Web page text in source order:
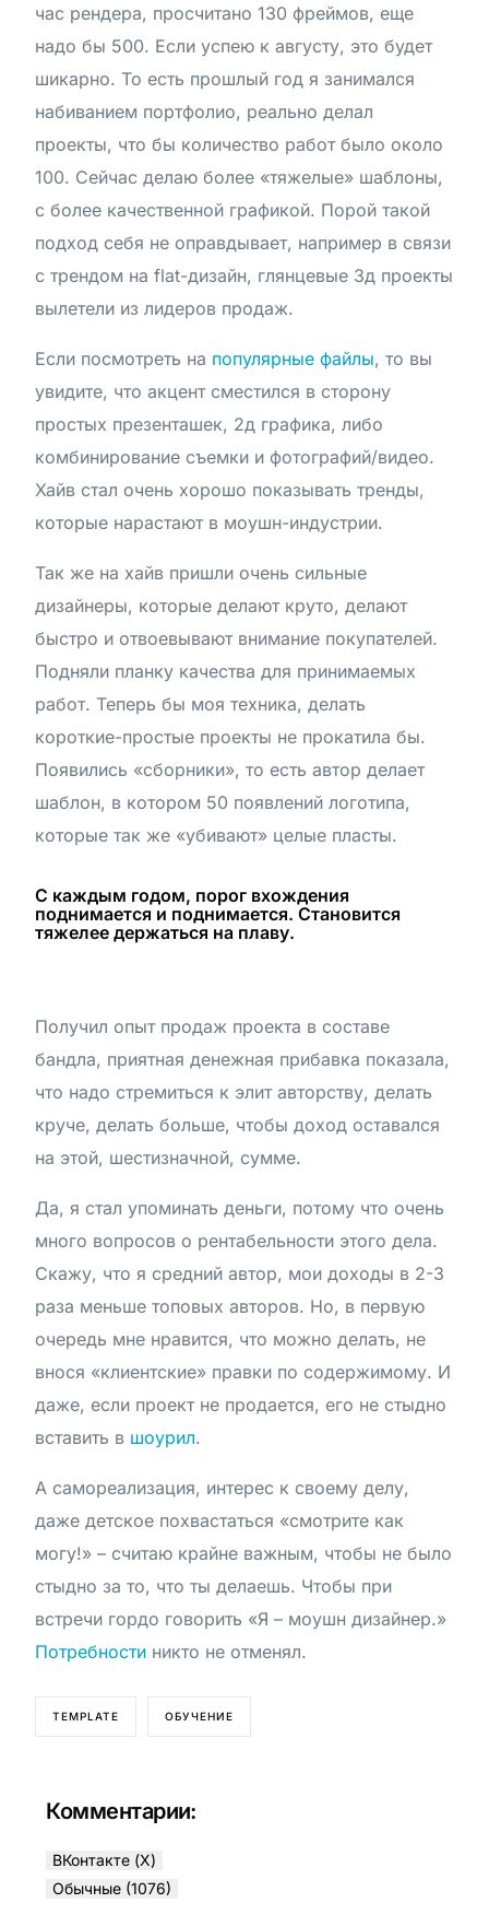
час рендера, просчитано 130 фреймов, еще
надо бы 500. Если успею к августу, это будет
шикарно. То есть прошлый год я занимался
набиванием портфолио, реально делал
проекты, что бы количество работ было около
100. Сейчас делаю более «тяжелые» шаблоны,
с более качественной графикой. Порой такой
подход себя не оправдывает, например в связи
с трендом на flat-дизайн, глянцевые 3д проекты
вылетели из лидеров продаж.
Если посмотреть на популярные файлы, то вы
увидите, что акцент сместился в сторону
простых презенташек, 2д графика, либо
комбинирование съемки и фотографий/видео.
Хайв стал очень хорошо показывать тренды,
которые нарастают в моушн-индустрии.
Так же на хайв пришли очень сильные
дизайнеры, которые делают круто, делают
быстро и отвоевывают внимание покупателей.
Подняли планку качества для принимаемых
работ. Теперь бы моя техника, делать
короткие-простые проекты не прокатила бы.
Появились «сборники», то есть автор делает
шаблон, в котором 50 появлений логотипа,
которые так же «убивают» целые пласты.
С каждым годом, порог вхождения
поднимается и поднимается. Становится
тяжелее держаться на плаву.
Получил опыт продаж проекта в составе
бандла, приятная денежная прибавка показала,
что надо стремиться к элит авторству, делать
круче, делать больше, чтобы доход оставался
на этой, шестизначной, сумме.
Да, я стал упоминать деньги, потому что очень
много вопросов о рентабельности этого дела.
Скажу, что я средний автор, мои доходы в 2-3
раза меньше топовых авторов. Но, в первую
очередь мне нравится, что можно делать, не
внося «клиентские» правки по содержимому. И
даже, если проект не продается, его не стыдно
вставить в шоурил.
А самореализация, интерес к своему делу,
даже детское похвастаться «смотрите как
могу!» – считаю крайне важным, чтобы не было
стыдно за то, что ты делаешь. Чтобы при
встречи гордо говорить «Я – моушн дизайнер.»
Потребности никто не отменял.
TEMPLATE ОБУЧЕНИЕ
Комментарии:
ВКонтакте (X)
Обычные (1076)